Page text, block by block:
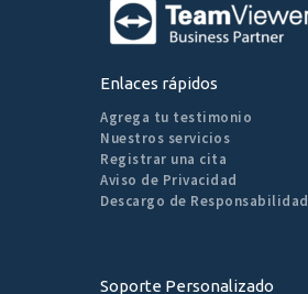
Enlaces rápidos
Agrega tu testimonio
Nuestros servicios
Registrar una cita
Aviso de Privacidad
Descargo de Responsabilidad
Soporte Personalizado